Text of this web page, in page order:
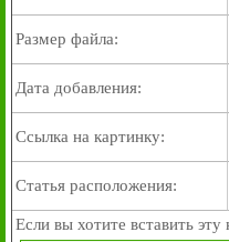
Размер файла:
Дата добавления:
Ссылка на картинку:
Статья расположения:
Если вы хотите вставить